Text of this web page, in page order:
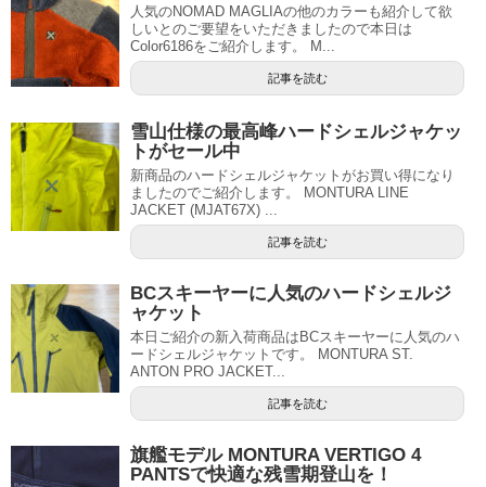
人気のNOMAD MAGLIAの他のカラーも紹介して欲
しいとのご要望をいただきましたので本日は
Color6186をご紹介します。 M...
記事を読む
雪山仕様の最高峰ハードシェルジャケッ
トがセール中
新商品のハードシェルジャケットがお買い得になり
ましたのでご紹介します。 MONTURA LINE
JACKET (MJAT67X) ...
記事を読む
BCスキーヤーに人気のハードシェルジ
ャケット
本日ご紹介の新入荷商品はBCスキーヤーに人気のハ
ードシェルジャケットです。 MONTURA ST.
ANTON PRO JACKET...
記事を読む
旗艦モデル MONTURA VERTIGO 4
PANTSで快適な残雪期登山を！